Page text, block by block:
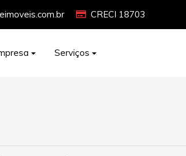
CRECI 18703
Serviços